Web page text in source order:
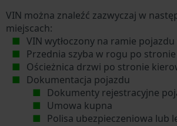
VIN można znaleźć zazwyczaj w
miejscach:
VIN wytłoczony na ramie
Przednia szyba w rogu po
Ościeżnica drzwi po stronie
Dokumentacja pojazdu
Dokumenty rejestracyjne
Umowa kupna
Polisa ubezpieczeniowa lub